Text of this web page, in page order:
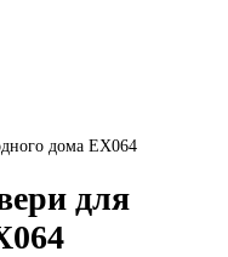
дома ЕХ064
для